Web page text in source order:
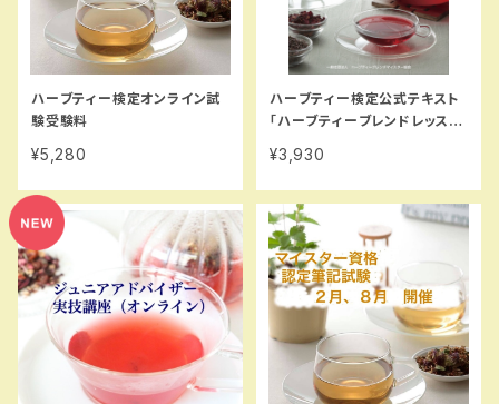
ハーブティー検定オンライン試
験受験料
¥5,280
ハーブティー検定公式テキスト
「ハーブティーブレンドレッス
¥3,930